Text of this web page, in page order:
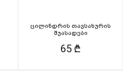
ცილინდრის თავსახურის
შუასადები
65 ₾